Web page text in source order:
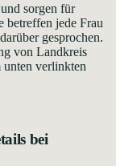
sorgen für
betreffen jede Frau
gesprochen.
von Landkreis
verlinkten
bei